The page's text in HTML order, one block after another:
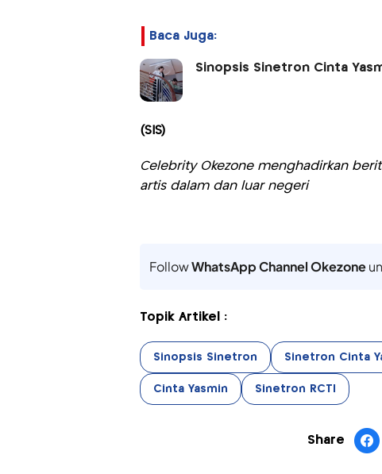
Baca Juga:
Sinopsis Sinetron Cinta
(SIS)
Celebrity Okezone menghadirkan
artis dalam dan luar negeri
FollowWhatsApp Channel Okezone
Topik Artikel :
Sinopsis Sinetron Sinetron Cinta
Cinta Yasmin Sinetron RCTI
Share